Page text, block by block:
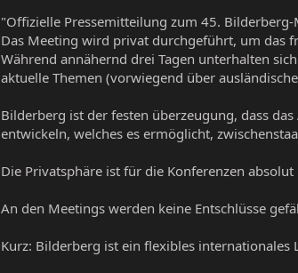
"Offizielle Pressemitteilung zum 45. Bilderberg-
Das Meeting wird privat durchgeführt, um das
Während annähernd drei Tagen unterhalten
aktuelle Themen (vorwiegend über
Bilderberg ist der festen überzeugung, dass
entwickeln, welches es ermöglicht,
Die Privatsphäre ist für die Konferenzen
An den Meetings werden keine Entschlüsse
Kurz: Bilderberg ist ein flexibles internationales